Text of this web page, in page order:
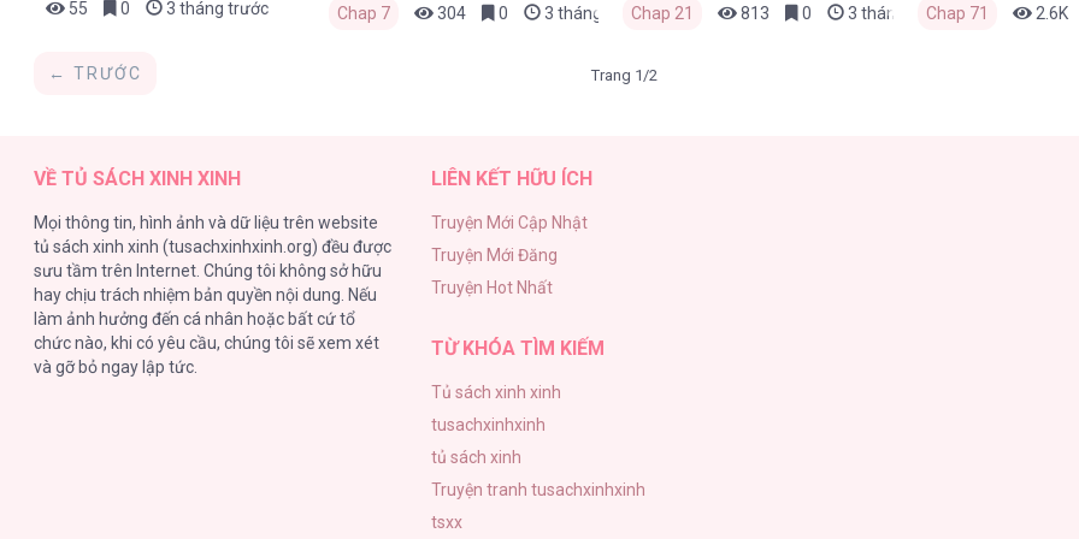
55
0 3 tháng trước Chap 7 304 0 3 tháng trướcChap 21 813 0 3 tháng trướcChap 71 2.6K
← TRƯỚC Trang 1/2
VỀ TỦ SÁCH XINH XINH
Mọi thông tin, hình ảnh và dữ liệu trên website
tủ sách xinh xinh (tusachxinhxinh.org) đều được
sưu tầm trên Internet. Chúng tôi không sở hữu
hay chịu trách nhiệm bản quyền nội dung. Nếu
làm ảnh hưởng đến cá nhân hoặc bất cứ tổ
chức nào, khi có yêu cầu, chúng tôi sẽ xem xét
và gỡ bỏ ngay lập tức.
LIÊN KẾT HỮU ÍCH
Truyện Mới Cập Nhật
Truyện Mới Đăng
Truyện Hot Nhất
TỪ KHÓA TÌM KIẾM
Tủ sách xinh xinh
tusachxinhxinh
tủ sách xinh
Truyện tranh tusachxinhxinh
tsxx